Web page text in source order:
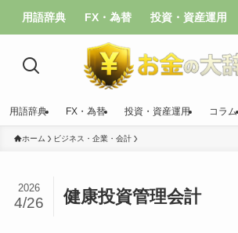
用語辞典 FX・為替 投資・資産運用
用語辞典 FX・為替 投資・資産運用 コラム
ホーム ビジネス・企業・会計
健康投資管理会計
2026
4/26